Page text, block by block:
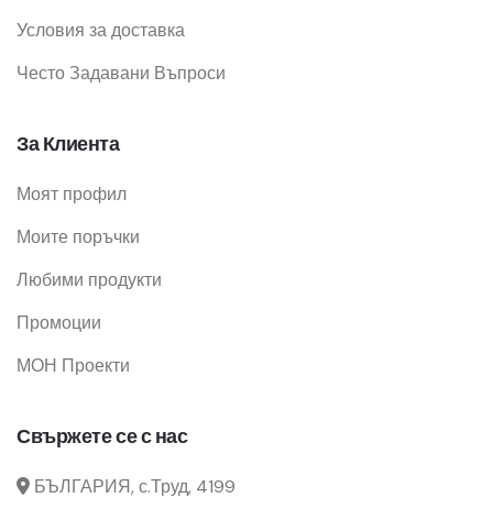
Условия за доставка
Често Задавани Въпроси
За Клиента
Моят профил
Моите поръчки
Любими продукти
Промоции
МОН Проекти
Свържете се с нас
БЪЛГАРИЯ, с.Труд, 4199